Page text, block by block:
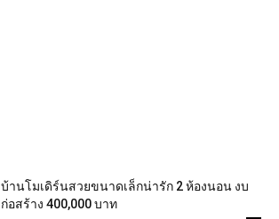
บ้านโมเดิร์นสวยขนาดเล็กน่ารัก 2 ห้องนอน งบ
ก่อสร้าง 400,000 บาท